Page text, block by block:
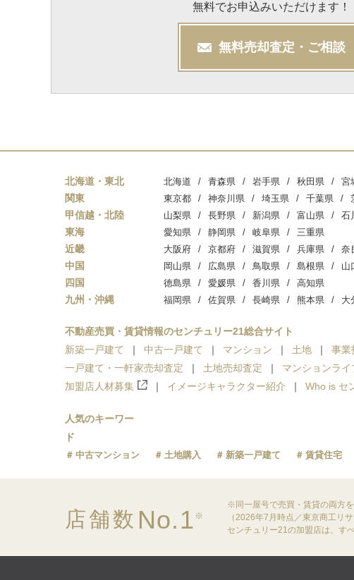
無料でお申込みいただけます！
無料売却査定・ご相談
北海道・東北 北海道 青森県 岩手県 秋田県 宮
関東 東京都 神奈川県 埼玉県 千葉県
甲信越・北陸 山梨県 長野県 新潟県 富山県 石
東海 愛知県 静岡県 岐阜県 三重県
近畿 大阪府 京都府 滋賀県 兵庫県 奈
中国 岡山県 広島県 鳥取県 島根県 山
四国 徳島県 愛媛県 香川県 高知県
九州・沖縄 福岡県 佐賀県 長崎県 熊本県 大
不動産売買・賃貸情報のセンチュリー21総合サイト
新築一戸建て
中古一戸建て マンション 土地 事業
一戸建て・一軒家売却査定
土地売却査定 マンションライ
加盟店人材募集
イメージキャラクター紹介 Who is セ
人気のキーワー
ド
中古マンション 土地購入 新築一戸建て 賃貸住宅
店舗数 No.1 ※
※同一屋号で売買・賃貸の両方
（2026年7月時点／東京商工リサ
センチュリー21の加盟店は、す